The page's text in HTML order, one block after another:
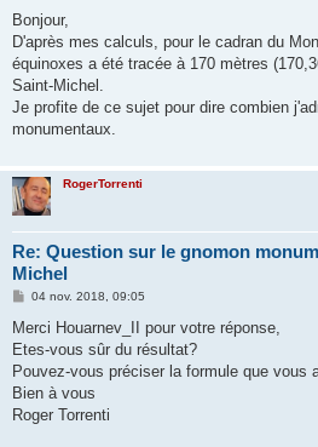
s
a
g
e
Bonjour,
D'après mes calculs, pour le cadran du
équinoxes a été tracée à 170 mètres
Saint-Michel.
Je profite de ce sujet pour dire combien
monumentaux.
RogerTorrenti
Re: Question sur le gnomon
Michel
M
s
a
g
04 nov. 2018, 09:05
Merci Houarnev_II pour votre réponse,
Etes-vous sûr du résultat?
Pouvez-vous préciser la formule que vous
Bien à vous
Roger Torrenti